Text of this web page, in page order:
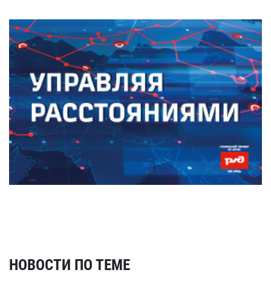
НОВОСТИ ПО ТЕМЕ